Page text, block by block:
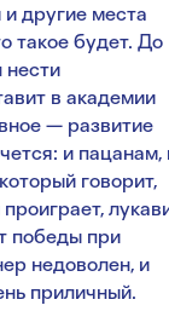
другие места
такое будет. До
нести
в академии
— развитие
и пацанам,
говорит,
победы при
недоволен, и
приличный.